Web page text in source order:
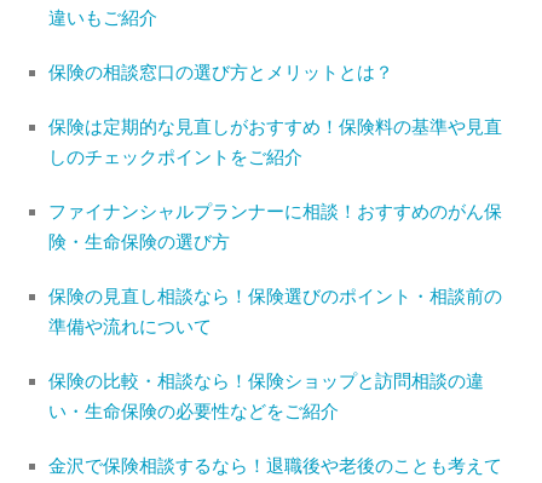
違いもご紹介
保険の相談窓口の選び方とメリットとは？
保険は定期的な見直しがおすすめ！保険料の基準や見直
しのチェックポイントをご紹介
ファイナンシャルプランナーに相談！おすすめのがん保
険・生命保険の選び方
保険の見直し相談なら！保険選びのポイント・相談前の
準備や流れについて
保険の比較・相談なら！保険ショップと訪問相談の違
い・生命保険の必要性などをご紹介
金沢で保険相談するなら！退職後や老後のことも考えて